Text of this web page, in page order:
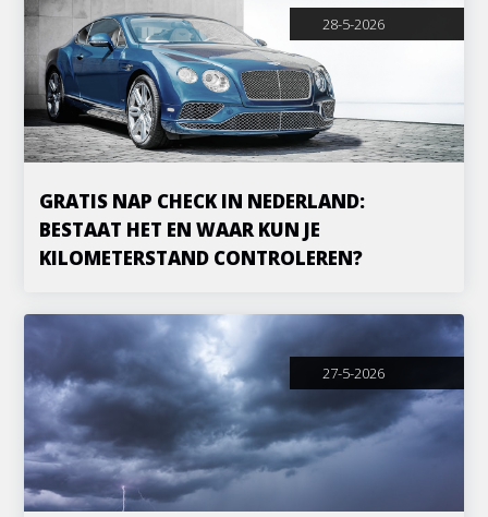
28-5-2026
GRATIS NAP CHECK IN NEDERLAND:
BESTAAT HET EN WAAR KUN JE
KILOMETERSTAND CONTROLEREN?
27-5-2026